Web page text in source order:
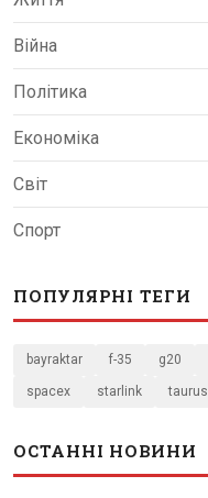
Війна
Політика
Економіка
Світ
Спорт
ПОПУЛЯРНІ ТЕГИ
bayraktar f-35 g20
spacex starlink taurus
ОСТАННІ НОВИНИ